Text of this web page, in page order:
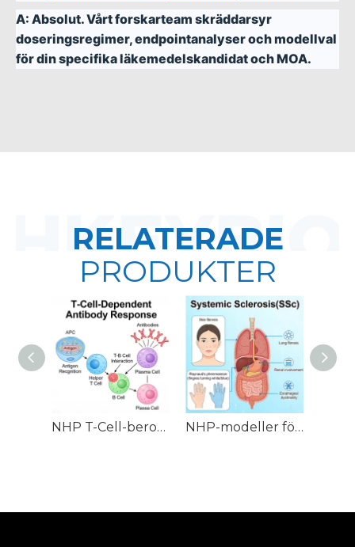
A: Absolut. Vårt forskarteam skräddarsyr
doseringsregimer, endpointanalyser och modellval
för din specifika läkemedelskandidat och MOA.
RELATERADE
PRODUKTER
NHP T-Cell-beroende antikroppssvar (TDAR)-modeller NHP-modeller för systemisk skleros (SSc).